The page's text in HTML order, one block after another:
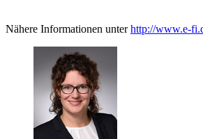
Nähere Informationen unterhttp://www.e-